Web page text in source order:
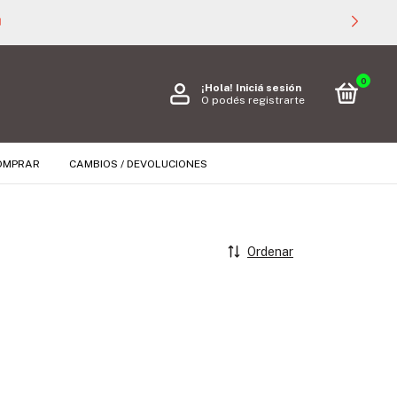
¡Hola! Iniciá sesión
O podés registrarte
0
CAMBIOS / DEVOLUCIONES
Ordenar